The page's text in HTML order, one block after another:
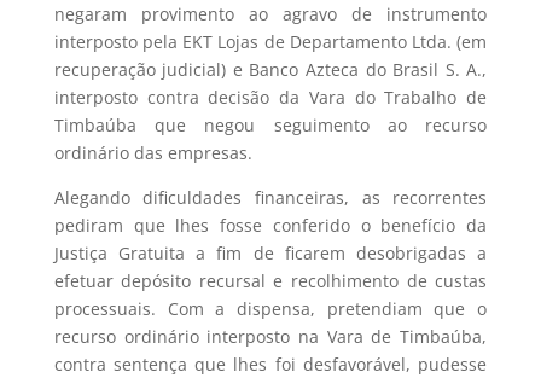
negaram provimento ao agravo de instrumento
interposto pela EKT Lojas de Departamento Ltda. (em
recuperação judicial) e Banco Azteca do Brasil S. A.,
interposto contra decisão da Vara do Trabalho de
Timbaúba que negou seguimento ao recurso
ordinário das empresas.
Alegando dificuldades financeiras, as recorrentes
pediram que lhes fosse conferido o benefício da
Justiça Gratuita a fim de ficarem desobrigadas a
efetuar depósito recursal e recolhimento de custas
processuais. Com a dispensa, pretendiam que o
recurso ordinário interposto na Vara de Timbaúba,
contra sentença que lhes foi desfavorável, pudesse